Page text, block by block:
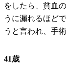
をしたら、貧血
うに漏れるほど
うと言われ、手
41歳